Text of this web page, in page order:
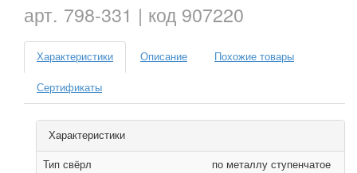
арт. 798-331 | код 907220
Характеристики Описание Похожие товары
Сертификаты
Характеристики
Тип свёрл по металлу ступенчатое